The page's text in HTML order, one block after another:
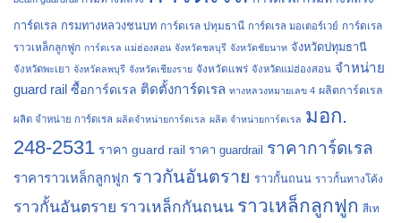
การ์ดเรล กรมทางหลวงชนบท การ์ดเรล ปทุมธานี การ์ดเรล มอเตอร์เวย์ การ์ดเรล
ราวเหล็กลูกฟูก การ์ดเรล แม่ฮ่องสอน จังหวัดชลบุรี จังหวัดชัยนาท จังหวัดปทุมธานี
จังหวัดพะเยา จังหวัดลพบุรี จังหวัดเชียงราย จังหวัดแพร่ จังหวัดแม่ฮ่องสอน จำหน่าย
guard rail ซื้อการ์ดเรล ติดตั้งการ์ดเรล ทางหลวงหมายเลข 4 ผลิตการ์ดเรล
ผลิต จำหน่าย การ์ดเรล ผลิตจำหน่ายการ์ดเรล ผลิต จำหน่ายการ์ดเรล มอก.
248-2531 ราคา guard rail ราคา guardrail ราคาการ์ดเรล
ราคาราวเหล็กลูกฟูก ราวกันอันตราย ราวกั้นถนน ราวกั้นทางโค้ง
ราวกั้นอันตราย ราวเหล็กกันถนน ราวเหล็กลูกฟูก สีเท